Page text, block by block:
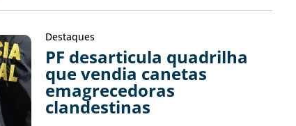
Destaques
PF desarticula quadrilha
que vendia canetas
emagrecedoras
clandestinas